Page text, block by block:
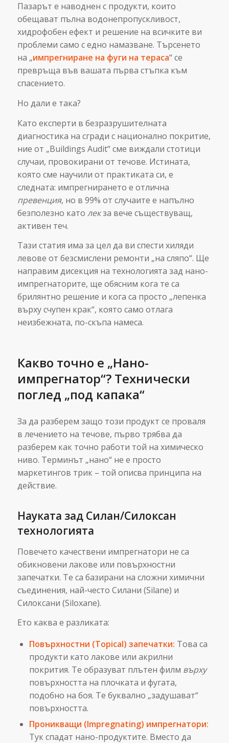
Пазарът е наводнен с продукти, които
обещават пълна водонепропускливост,
хидрофобен ефект и решение на всичките ви
проблеми само с едно намазване. Търсенето
на „импрегниране на фуги на тераса“ се
превръща във вашата първа стъпка към
спасението.
Но дали е така?
Като експерти в безразрушителната
диагностика на сгради с национално покритие,
ние от „Buildings Audit“ сме виждали стотици
случаи, провокирани от течове. Истината,
която сме научили от практиката си, е
следната: импрегнирането е отлична
превенция, но в 99% от случаите е напълно
безполезно като лекза вече съществуващ,
активен теч.
Тази статия има за цел да ви спести хиляди
левове от безсмислени ремонти „на сляпо“. Ще
направим дисекция на технологията зад нано-
импрегнаторите, ще обясним кога те са
брилянтно решение и кога са просто „лепенка
върху счупен крак“, която само отлага
неизбежната, по-скъпа намеса.
Какво точно е „Нано-
импрегнатор“? Технически
поглед „под капака“
За да разберем защо този продукт се проваля
в лечението на течове, първо трябва да
разберем как точно работи той на химическо
ниво. Терминът „нано“ не е просто
маркетингов трик – той описва принципа на
действие.
Науката зад Силан/Силоксан
технологията
Повечето качествени импрегнатори не са
обикновени лакове или повърхностни
запечатки. Те са базирани на сложни химични
съединения, най-често Силани (Silane) и
Силоксани (Siloxane).
Ето каква е разликата:
Повърхностни (Topical) запечатки: Това са
продукти като лакове или акрилни
покрития. Те образуват плътен филм върху
повърхността на плочката и фугата,
подобно на боя. Те буквално „задушават“
повърхността.
Проникващи (Impregnating) импрегнатори:
Тук спадат нано-продуктите. Вместо да